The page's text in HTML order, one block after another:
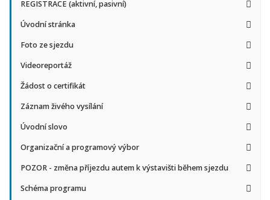
REGISTRACE (aktivní, pasivní)
Úvodní stránka
Foto ze sjezdu
Videoreportáž
Žádost o certifikát
Záznam živého vysílání
Úvodní slovo
Organizační a programový výbor
POZOR - změna příjezdu autem k výstavišti během sjezdu
Schéma programu